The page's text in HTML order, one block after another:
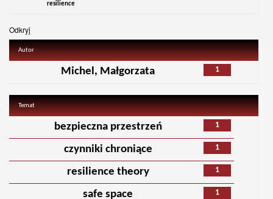
resilience
Odkryj
Autor
1
Michel, Małgorzata
Temat
1
bezpieczna przestrzeń
1
czynniki chroniące
1
resilience theory
1
safe space